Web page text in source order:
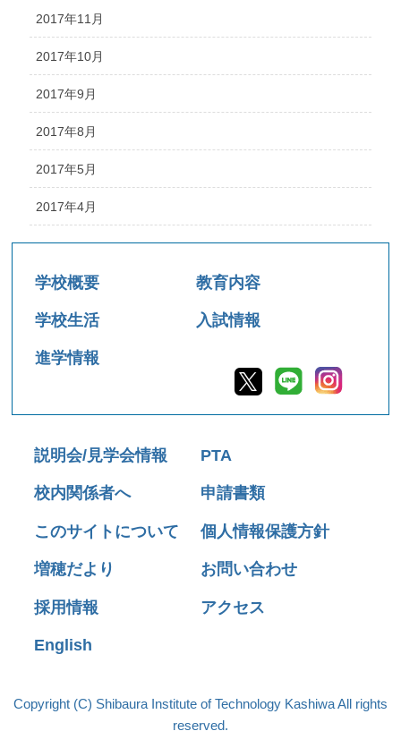
2017年11月
2017年10月
2017年9月
2017年8月
2017年5月
2017年4月
学校概要 教育内容
学校生活 入試情報
進学情報
説明会/見学会情報 PTA
校内関係者へ 申請書類
このサイトについて 個人情報保護方針
増穂だより お問い合わせ
採用情報 アクセス
English
Copyright (C) Shibaura Institute of Technology Kashiwa All rights
reserved.